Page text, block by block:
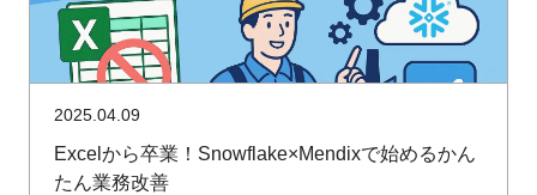
2025.04.09
Excelから卒業！Snowflake×Mendixで始めるかん
たん業務改善